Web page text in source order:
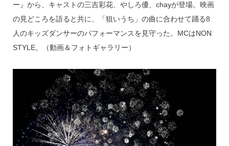
ー』から、キャストの三吉彩花、やしろ優、chayが登場。映画
の見どころを語ると共に、「狙いうち」の曲に合わせて踊る8
人のキッズダンサーのパフォーマンスを見守った。MCはNON
STYLE。（動画＆フォトギャラリー）